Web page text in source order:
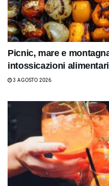
Picnic, mare e
intossicazioni
3 AGOSTO 2026